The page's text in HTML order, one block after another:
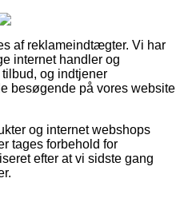
af reklameindtægter. Vi har
internet handler og
og indtjener
besøgende på vores website
og internet webshops
tages forbehold for
efter at vi sidste gang